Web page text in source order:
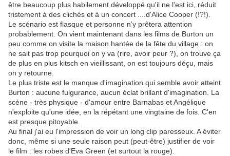
être beaucoup plus habilement développé qu'il ne l'est ici, réduit
tristement à des clichés et à un concert ....d'Alice Cooper (!?!).
Le scénario est flasque et personne n'y prêtera attention
probablement. On vient maintenant dans les films de Burton un
peu comme on visite la maison hantée de la fête du village : on
ne sait pas trop pourquoi on y va (rire, avoir peur ?), on trouve ça
de plus en plus kitsch en vieillissant, on est toujours déçu, mais
on y retourne.
Le plus triste est le manque d'imagination qui semble avoir atteint
Burton : aucune fulgurance, aucun éclat brillant d'imagination. La
scène - très physique - d'amour entre Barnabas et Angélique
n'exploite qu'une idée, en la répétant une vingtaine de fois. C'en
est presque pitoyable.
Au final j'ai eu l'impression de voir un long clip paresseux. A éviter
donc, même si une seule raison peut (peut-être) justifier de voir
le film : les robes d'Eva Green (et surtout la rouge).